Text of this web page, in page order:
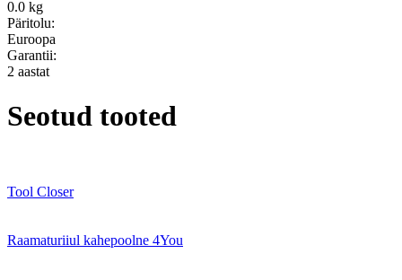
0.0 kg
Päritolu:
Euroopa
Garantii:
2 aastat
Seotud tooted
Tool Closer
Raamaturiiul kahepoolne 4You